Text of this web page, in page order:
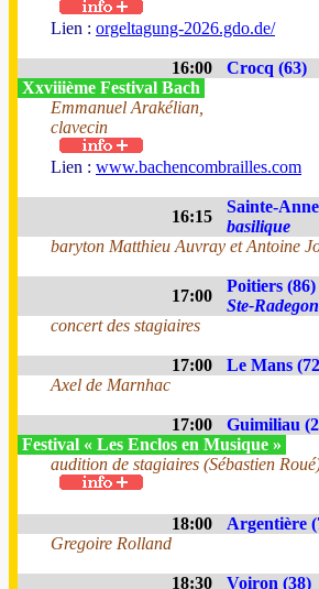
Lien : orgeltagung-2026.gdo.de/
16:00 Crocq (63)
Xxviiième Festival Bach
Emmanuel Arakélian,
clavecin
Lien : www.bachencombrailles.com
16:15
Sainte-
basilique
baryton Matthieu Auvray et Antoine
17:00
Poitiers (86)
Ste-
concert des stagiaires
17:00 Le Mans
Axel de Marnhac
17:00 Guimiliau
Festival « Les Enclos en Musique »
audition de stagiaires (Sébastien
18:00 Argentière
Gregoire Rolland
18:30 Voiron (38)